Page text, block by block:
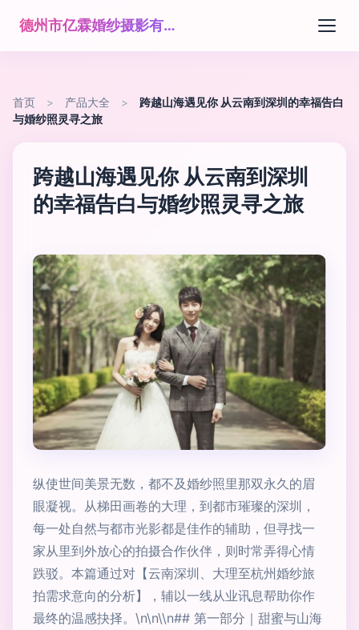
德州市亿霖婚纱摄影有限公司
首页 > 产品大全 >
跨越山海遇见你 从云南到深圳的幸福告白
与婚纱照灵寻之旅
跨越山海遇见你 从云南到深圳
的幸福告白与婚纱照灵寻之旅
纵使世间美景无数，都不及婚纱照里那双永久的眉
眼凝视。从梯田画卷的大理，到都市璀璨的深圳，
每一处自然与都市光影都是佳作的辅助，但寻找一
家从里到外放心的拍摄合作伙伴，则时常弄得心情
跌驳。本篇通过对【云南深圳、大理至杭州婚纱旅
拍需求意向的分析】，辅以一线从业讯息帮助你作
最终的温感抉择。\n\n\\n## 第一部分｜甜蜜与山海